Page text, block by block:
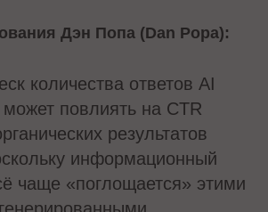
Дэн Попа (Dan Popa):
количества ответов AI
повлиять на CTR
результатов
информационный
чаще «поглощается» этими